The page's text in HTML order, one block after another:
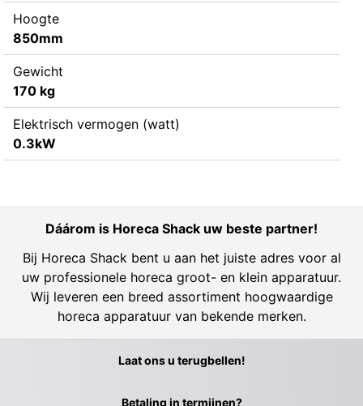
Hoogte
850mm
Gewicht
170 kg
Elektrisch vermogen (watt)
0.3kW
Dáárom is Horeca Shack uw beste partner!
Bij Horeca Shack bent u aan het juiste adres voor al
uw professionele horeca groot- en klein apparatuur.
Wij leveren een breed assortiment hoogwaardige
horeca apparatuur van bekende merken.
Laat ons u terugbellen!
Betaling in termijnen?